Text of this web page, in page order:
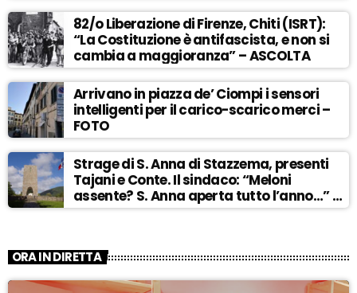
82/o Liberazione di Firenze, Chiti (ISRT):
“La Costituzione è antifascista, e non si
cambia a maggioranza” – ASCOLTA
Arrivano in piazza de’ Ciompi i sensori
intelligenti per il carico-scarico merci –
FOTO
Strage di S. Anna di Stazzema, presenti
Tajani e Conte. Il sindaco: “Meloni
assente? S. Anna aperta tutto l’anno…” –
ASCOLTA
ORA IN DIRETTA